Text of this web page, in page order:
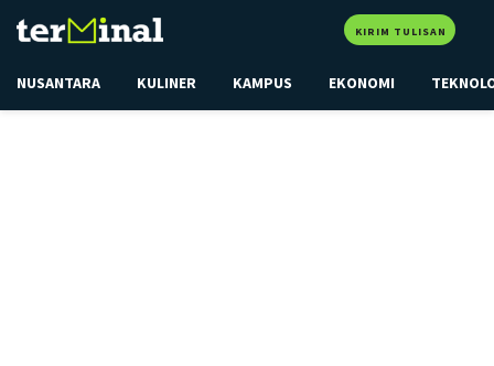
KIRIM TULISAN
NUSANTARA KULINER KAMPUS EKONOMI